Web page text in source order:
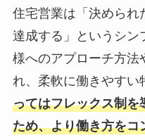
住宅営業は「決められ
達成する」というシン
様へのアプローチ方法
れ、柔軟に働きやすい
ってはフレックス制を
ため、より働き方をコ